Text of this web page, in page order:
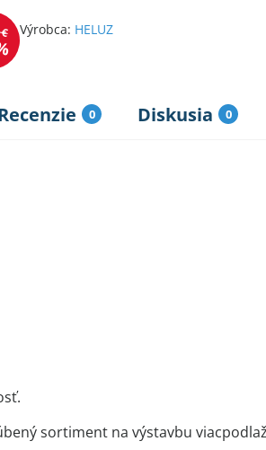
Výrobca: HELUZ
0 Diskusia 0
sortiment na výstavbu